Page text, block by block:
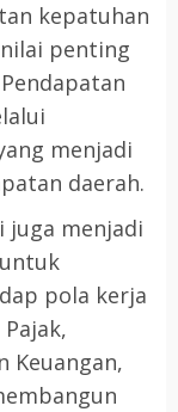
kepatuhan
penting
menjadi
daerah.
juga menjadi
pola kerja
Keuangan,